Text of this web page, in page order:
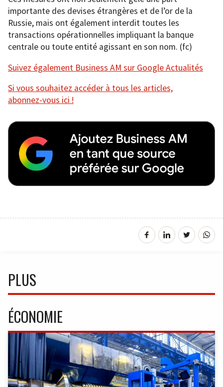
importante des devises étrangères et de l’or de la
Russie, mais ont également interdit toutes les
transactions opérationnelles impliquant la banque
centrale ou toute entité agissant en son nom. (fc)
Suivez également Business AM sur Google Actualités
Si vous souhaitez accéder à tous les articles,
abonnez-vous ici !
PLUS
ÉCONOMIE